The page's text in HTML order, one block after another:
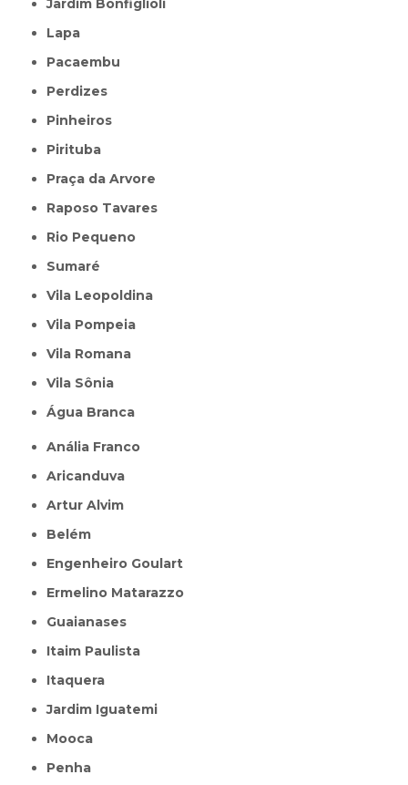
Jardim Bonfiglioli
Lapa
Pacaembu
Perdizes
Pinheiros
Pirituba
Praça da Arvore
Raposo Tavares
Rio Pequeno
Sumaré
Vila Leopoldina
Vila Pompeia
Vila Romana
Vila Sônia
Água Branca
Anália Franco
Aricanduva
Artur Alvim
Belém
Engenheiro Goulart
Ermelino Matarazzo
Guaianases
Itaim Paulista
Itaquera
Jardim Iguatemi
Mooca
Penha